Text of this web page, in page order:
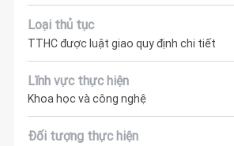
Loại thủ tục
TTHC được luật giao quy định chi tiết
Lĩnh vực thực hiện
Khoa học và công nghệ
Đối tượng thực hiện